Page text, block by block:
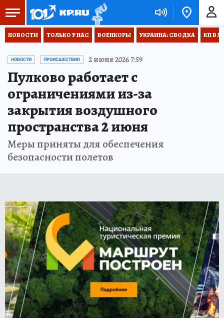
НОВОСТИ ТОЛЬКО У НАС ВОЕНКОРЫ УКРАИНА: СВОДКА КП В
НОВОСТИ ПРОИСШЕСТВИЯ 2 июня 2026 7:59
Пулково работает с
ограничениями из-за
закрытия воздушного
пространства 2 июня
Меры приняты для обеспечения
безопасности полетов